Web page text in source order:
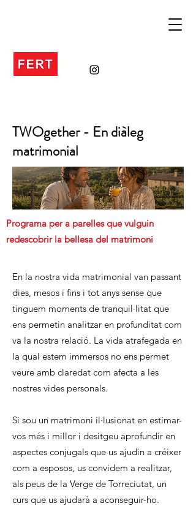
TWOgether - En diàleg
matrimonial
Programa per a parelles que vulguin
redescobrir la bellesa del matrimoni
En la nostra vida matrimonial van passant
dies, mesos i fins i tot anys sense que
tinguem moments de tranquil·litat que
ens permetin analitzar en profunditat com
va la nostra relació. La vida atrafegada en
la qual estem immersos no ens permet
veure amb claredat com afecta a les
nostres vides personals.
Si sou un matrimoni il·lusionat en estimar-
vos més i millor i desitgeu aprofundir en
aspectes conjugals que us ajudin a créixer
com a esposos, us convidem a realitzar,
als peus de la Verge de Torreciutat, un
curs que us ajudarà a aconseguir-ho.